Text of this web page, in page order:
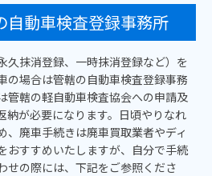
自動車検査登録事務所
久抹消登録、一時抹消登録など）を
の場合は管轄の自動車検査登録事務
管轄の軽自動車検査協会への申請及
納が必要になります。日頃やりなれ
、廃車手続きは廃車買取業者やディ
おすすめいたしますが、自分で手続
せの際には、下記をご参照くださ